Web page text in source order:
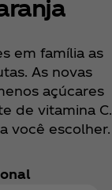
em família as
As novas
açúcares
de vitamina C.
você escolher.